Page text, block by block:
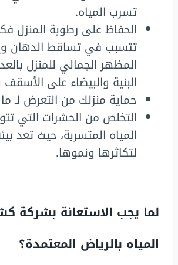
تسرب المياه.
الحفاظ على رطوبة المنزل
تتسبب في تساقط الدهان
المظهر الجمالي للمنزل
البنية والبيضاء على الأسقف
حماية منزلك من التعرض لـ
التخلص من الحشرات التي
المياه المتسربة، حيث تعد
لتكاثرها ونموها.
لما يجب الاستعانة بشركة
المياه بالرياض المعتمدة؟